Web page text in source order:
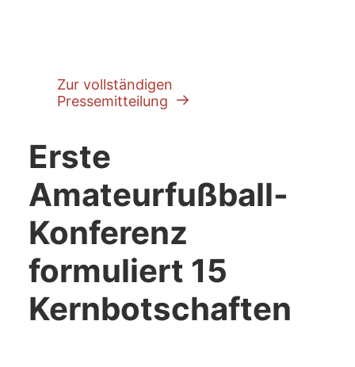
Zur vollständigen
Pressemitteilung
Erste
Amateurfußball-
Konferenz
formuliert 15
Kernbotschaften